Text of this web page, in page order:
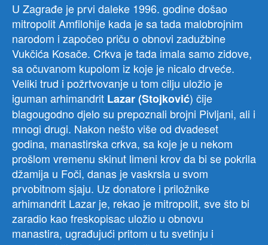
U Zagrađe je prvi daleke 1996. godine došao
mitropolit Amfilohije kada je sa tada malobrojnim
narodom i započeo priču o obnovi zadužbine
Vukčića Kosače. Crkva je tada imala samo zidove,
sa očuvanom kupolom iz koje je nicalo drveće.
Veliki trud i požrtvovanje u tom cilju uložio je
iguman arhimandrit Lazar (Stojković) čije
blagougodno djelo su prepoznali brojni Pivljani, ali i
mnogi drugi. Nakon nešto više od dvadeset
godina, manastirska crkva, sa koje je u nekom
prošlom vremenu skinut limeni krov da bi se pokrila
džamija u Foči, danas je vaskrsla u svom
prvobitnom sjaju. Uz donatore i priložnike
arhimandrit Lazar je, rekao je mitropolit, sve što bi
zaradio kao freskopisac uložio u obnovu
manastira, ugrađujući pritom u tu svetinju i